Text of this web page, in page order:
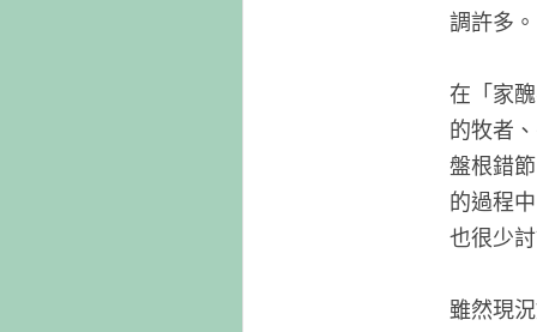
調許多。
在「家
的牧者
盤根錯
的過程
也很少
雖然現